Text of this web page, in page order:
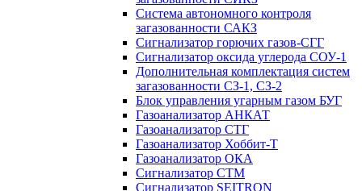
Система автономного контроля
загазованности САКЗ
Сигнализатор горючих газов-СГГ
Сигнализатор оксида углерода СОУ-1
Дополнительная комплектация систем
загазованности СЗ-1, СЗ-2
Блок управления угарным газом БУГ
Газоанализатор АНКАТ
Газоанализатор СТГ
Газоанализатор Хоббит-Т
Газоанализатор ОКА
Сигнализатор СТМ
Сигнализатор SEITRON